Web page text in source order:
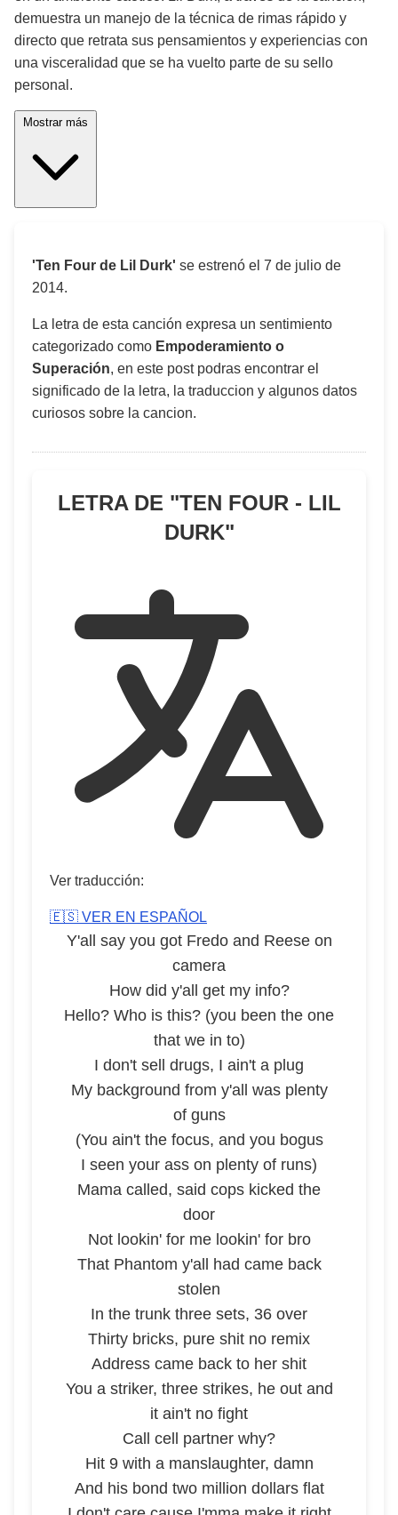
demuestra un manejo de la técnica de rimas rápido y
directo que retrata sus pensamientos y experiencias con
una visceralidad que se ha vuelto parte de su sello
personal.
'Ten Four de Lil Durk' se estrenó el 7 de julio de
2014.
La letra de esta canción expresa un sentimiento
categorizado como Empoderamiento o
Superación, en este post podras encontrar el
significado de la letra, la traduccion y algunos datos
curiosos sobre la cancion.
LETRA DE "TEN FOUR - LIL
DURK"
Ver traducción:
🇪🇸 VER EN ESPAÑOL
Y'all say you got Fredo and Reese on
camera
How did y'all get my info?
Hello? Who is this? (you been the one
that we in to)
I don't sell drugs, I ain't a plug
My background from y'all was plenty
of guns
(You ain't the focus, and you bogus
I seen your ass on plenty of runs)
Mama called, said cops kicked the
door
Not lookin' for me lookin' for bro
That Phantom y'all had came back
stolen
In the trunk three sets, 36 over
Thirty bricks, pure shit no remix
Address came back to her shit
You a striker, three strikes, he out and
it ain't no fight
Call cell partner why?
Hit 9 with a manslaughter, damn
And his bond two million dollars flat